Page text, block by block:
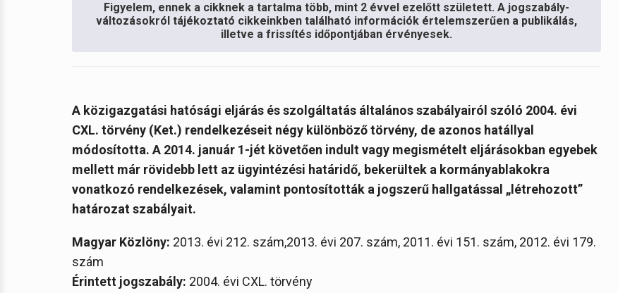
Figyelem, ennek a cikknek a tartalma több, mint 2 évvel ezelőtt született. A jogszabály-
változásokról tájékoztató cikkeinkben található információk értelemszerűen a publikálás,
illetve a frissítés időpontjában érvényesek.
A közigazgatási hatósági eljárás és szolgáltatás általános szabályairól szóló 2004. évi
CXL. törvény (Ket.) rendelkezéseit négy különböző törvény, de azonos hatállyal
módosította. A 2014. január 1-jét követően indult vagy megismételt eljárásokban egyebek
mellett már rövidebb lett az ügyintézési határidő, bekerültek a kormányablakokra
vonatkozó rendelkezések, valamint pontosították a jogszerű hallgatással „létrehozott”
határozat szabályait.
Magyar Közlöny: 2013. évi 212. szám,2013. évi 207. szám, 2011. évi 151. szám, 2012. évi 179.
szám
Érintett jogszabály: 2004. évi CXL. törvény